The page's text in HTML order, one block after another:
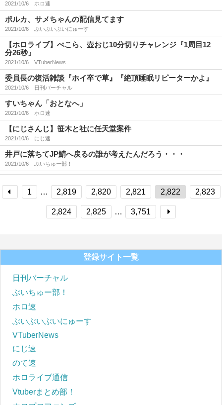
2021/10/6 ホロ速
ポルカ、サメちゃんの配信見てます
2021/10/6 ぶいぶいぶいにゅーす
【ホロライブ】ぺこら、壺おじ10分切りチャレンジ『1周目12
分26秒』
2021/10/6 VTuberNews
委員長の復活雑談『ホイ卒で草』『絶頂睡眠リピーターかよ』
2021/10/6 日刊バーチャル
すいちゃん「おとなへ」
2021/10/6 ホロ速
【にじさんじ】笹木と社に任天堂案件
2021/10/6 にじ速
井戸に落ちてJP鯖へ戻るの誰が考えたんだろう・・・
2021/10/6 ぶいちゅー部！
1 … 2,819 2,820 2,821 2,822 2,823
2,824 2,825 … 3,751
登録サイト一覧
日刊バーチャル
ぶいちゅー部！
ホロ速
ぶいぶいぶいにゅーす
VTuberNews
にじ速
のて速
ホロライブ通信
Vtuberまとめ部！